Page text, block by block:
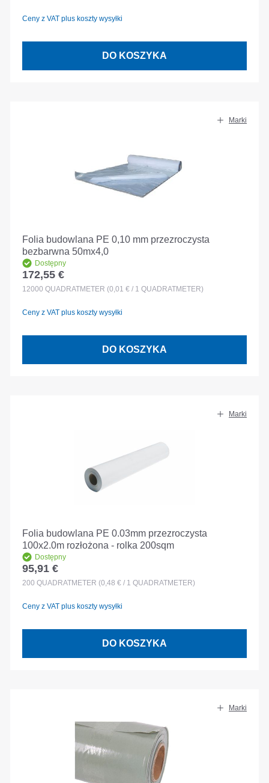
Ceny z VAT plus koszty wysyłki
DO KOSZYKA
Marki
Folia budowlana PE 0,10 mm przezroczysta
bezbarwna 50mx4,0
Dostępny
Cena regularna:
172,55 €
12000 QUADRATMETER (0,01 € / 1 QUADRATMETER)
Ceny z VAT plus koszty wysyłki
DO KOSZYKA
Marki
Folia budowlana PE 0.03mm przezroczysta
100x2.0m rozłożona - rolka 200sqm
Dostępny
Cena regularna:
95,91 €
200 QUADRATMETER (0,48 € / 1 QUADRATMETER)
Ceny z VAT plus koszty wysyłki
DO KOSZYKA
Marki